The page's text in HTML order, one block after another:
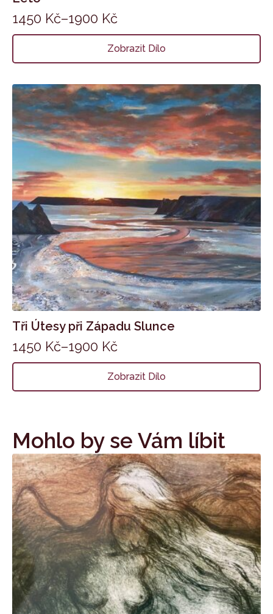
1450 Kč–1900 Kč
Zobrazit Dílo
Tři Útesy při Západu Slunce
1450 Kč–1900 Kč
Zobrazit Dílo
Mohlo by se Vám líbit